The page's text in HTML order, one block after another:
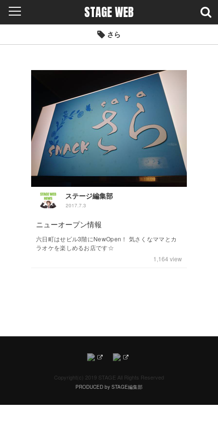
STAGE WEB
さら
ステージ編集部
2017.7.3
ニューオープン情報
六日町はせビル3階にNewOpen！ 気さくなママとカ
ラオケを楽しめるお店です☆
1,164 view
Copyright(c) 2019 STAGE All Rights Reserved
PRODUCED by STAGE編集部